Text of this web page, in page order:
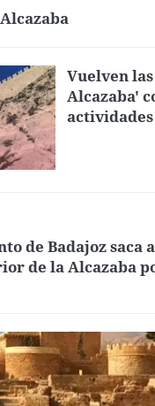
Vuelven
Alcazaba'
actividades
de Badajoz saca
de la Alcazaba